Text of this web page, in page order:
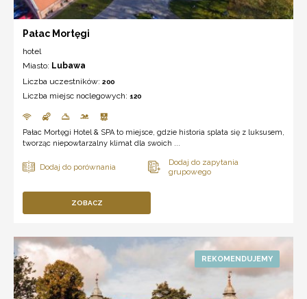
Pałac Mortęgi
hotel
Miasto: Lubawa
Liczba uczestników: 200
Liczba miejsc noclegowych: 120
Pałac Mortęgi Hotel & SPA to miejsce, gdzie historia splata się z luksusem,
tworząc niepowtarzalny klimat dla swoich ...
ZOBACZ